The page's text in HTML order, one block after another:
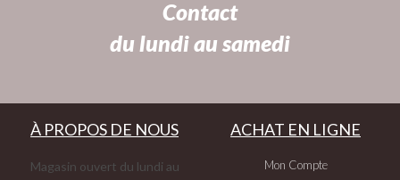
Contact
du lundi au samedi
À PROPOS DE NOUS
Magasin ouvert du lundi au
ACHAT EN LIGNE
Mon Compte